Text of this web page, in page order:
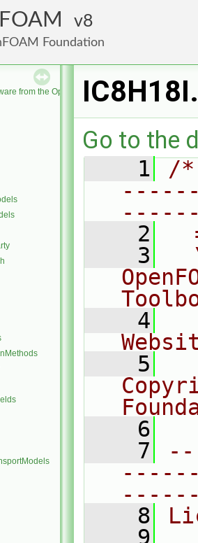
8
Foundation
from the OpenFOAM Foundation
Go to the
    1
/
    2
    3
    4
    5
    6
    7
    8
    9